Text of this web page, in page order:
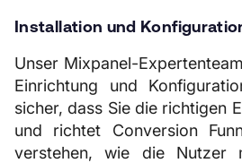
Installation und
Unser Mixpanel-
Einrichtung und
sicher, dass Sie die richtigen
und richtet Conversion
verstehen, wie die Nutzer